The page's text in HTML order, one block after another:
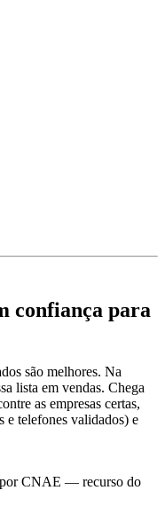
confiança para
são melhores. Na
lista em vendas. Chega
as empresas certas,
e telefones validados) e